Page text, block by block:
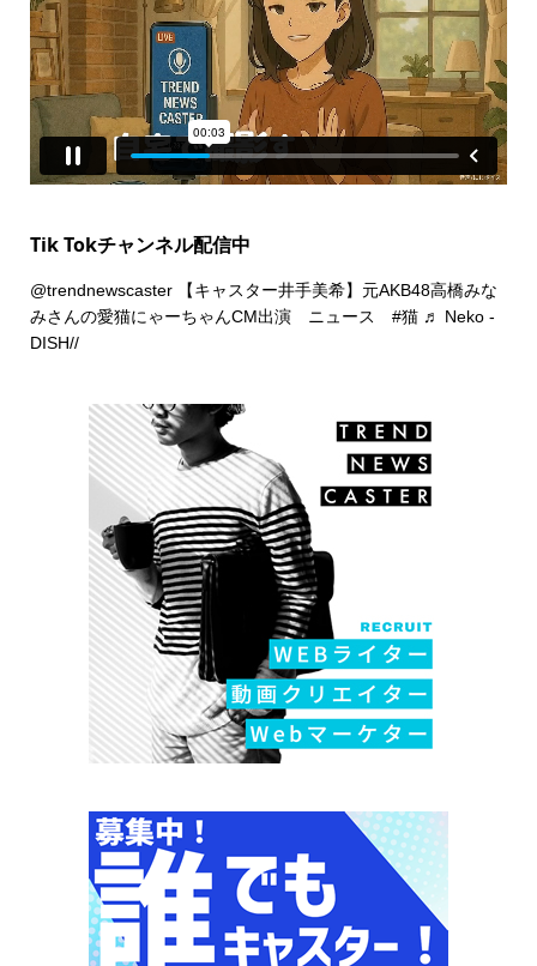
Tik Tokチャンネル配信中
@trendnewscaster【キャスター井手美希】元AKB48高橋みな
みさんの愛猫にゃーちゃんCM出演 ニュース #猫 ♬ Neko -
DISH//